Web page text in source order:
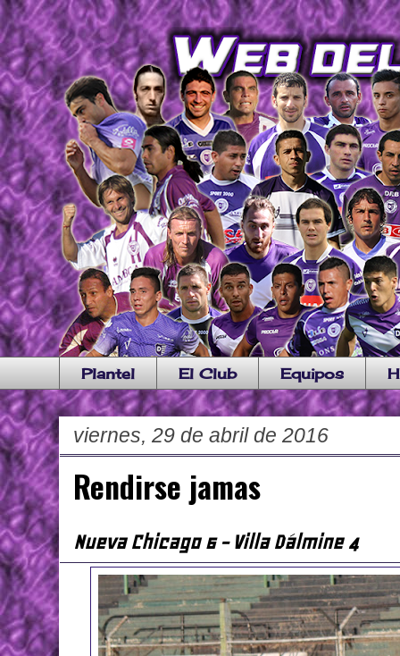
Plantel El Club Equipos
viernes, 29 de abril de 2016
Rendirse jamas
Nueva Chicago 6 - Villa Dálmine 4